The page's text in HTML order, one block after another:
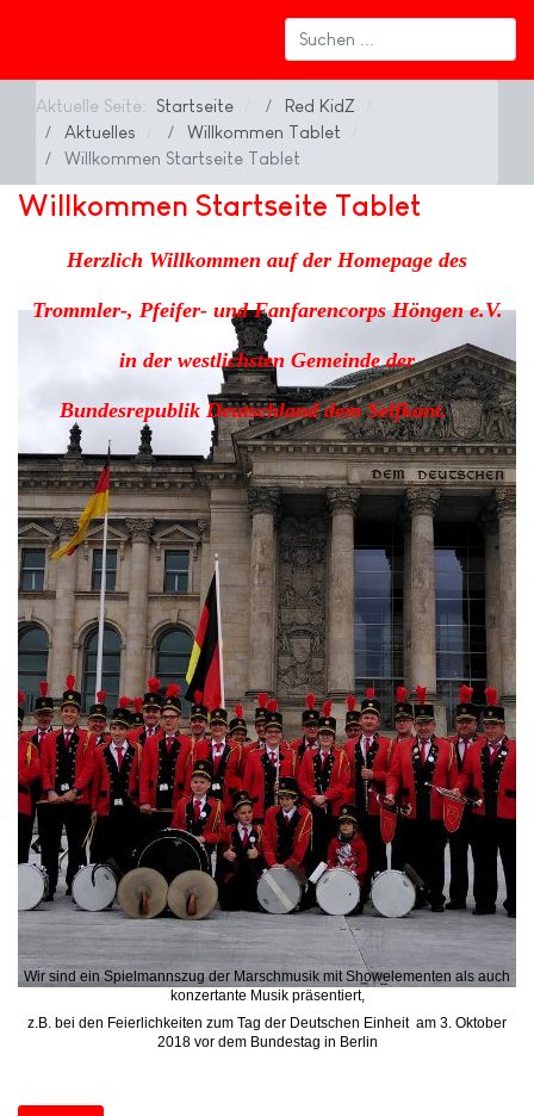
Aktuelle Seite: Startseite
Red KidZ
Aktuelles
Willkommen Tablet
Willkommen Startseite Tablet
Willkommen Startseite Tablet
Herzlich Willkommen auf der Homepage des
Trommler-, Pfeifer- und Fanfarencorps Höngen e.V.
in der westlichsten Gemeinde der
Bundesrepublik Deutschland dem Selfkant.
Wir sind ein Spielmannszug der Marschmusik mit Showelementen als auch
konzertante Musik präsentiert,
z.B. bei den Feierlichkeiten zum Tag der Deutschen Einheit am 3. Oktober
2018 vor dem Bundestag in Berlin